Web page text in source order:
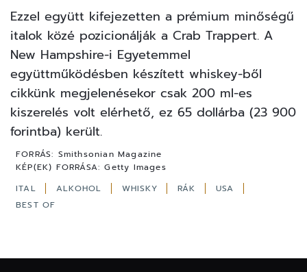
Ezzel együtt kifejezetten a prémium minőségű
italok közé pozicionálják a Crab Trappert. A
New Hampshire-i Egyetemmel
együttműködésben készített whiskey-ből
cikkünk megjelenésekor csak 200 ml-es
kiszerelés volt elérhető, ez 65 dollárba (23 900
forintba) került.
FORRÁS: Smithsonian Magazine
KÉP(EK) FORRÁSA: Getty Images
ITAL
ALKOHOL WHISKY RÁK
USA
BEST OF